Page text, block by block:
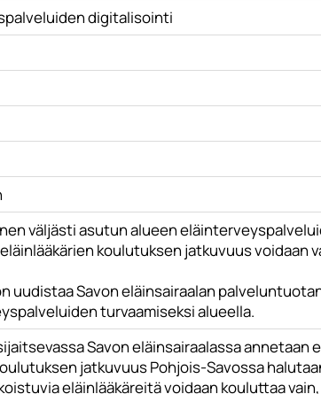
digitalisointi
väljästi asutun alueen
koulutuksen jatkuvuus voidaan
uudistaa Savon eläinsairaalan
turvaamiseksi alueella.
Savon eläinsairaalassa
jatkuvuus Pohjois-Savossa
eläinlääkäreitä voidaan kouluttaa